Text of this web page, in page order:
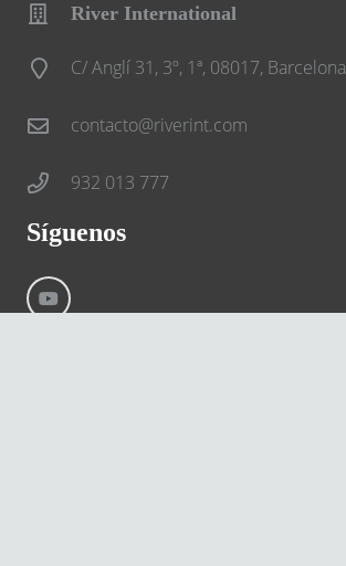
River International
C/ Anglí 31, 3º, 1ª, 08017, Barcelona
contacto@riverint.com
932 013 777
Síguenos